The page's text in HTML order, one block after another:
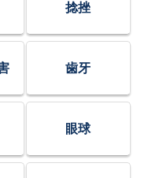
捻挫
歯牙
眼球